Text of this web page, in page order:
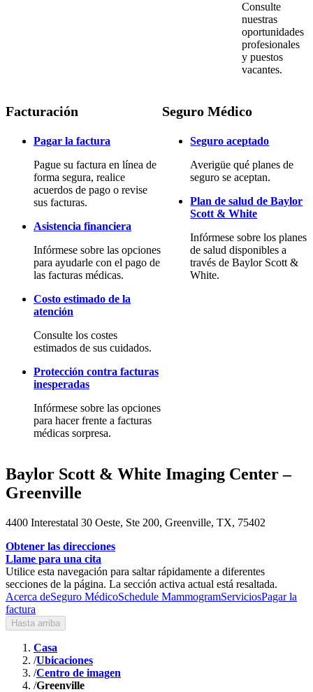
Consulte
nuestras
oportunidades
profesionales
y puestos
vacantes.
Facturación
Pagar la factura
Pague su factura en línea de
forma segura, realice
acuerdos de pago o revise
sus facturas.
Asistencia financiera
Infórmese sobre las opciones
para ayudarle con el pago de
las facturas médicas.
Costo estimado de la
atención
Consulte los costes
estimados de sus cuidados.
Protección contra facturas
inesperadas
Infórmese sobre las opciones
para hacer frente a facturas
médicas sorpresa.
Seguro Médico
Seguro aceptado
Averigüe qué planes de
seguro se aceptan.
Plan de salud de Baylor
Scott & White
Infórmese sobre los planes
de salud disponibles a
través de Baylor Scott &
White.
Baylor Scott & White Imaging Center –
Greenville
4400 Interestatal 30 Oeste, Ste 200, Greenville, TX, 75402
Obtener las direcciones
Llame para una cita
Utilice esta navegación para saltar rápidamente a diferentes
secciones de la página. La sección activa actual está resaltada.
Acerca deSeguro MédicoSchedule MammogramServiciosPagar la
factura
Hasta arriba
Casa
/Ubicaciones
/Centro de imagen
/Greenville